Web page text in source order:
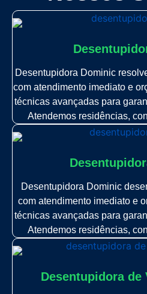
Desentupidora Dominic
com atendimento imediato e
técnicas avançadas para
Atendemos residências,
Desentupidora Dominic
com atendimento imediato e
técnicas avançadas para
Atendemos residências,
Desentupidora de